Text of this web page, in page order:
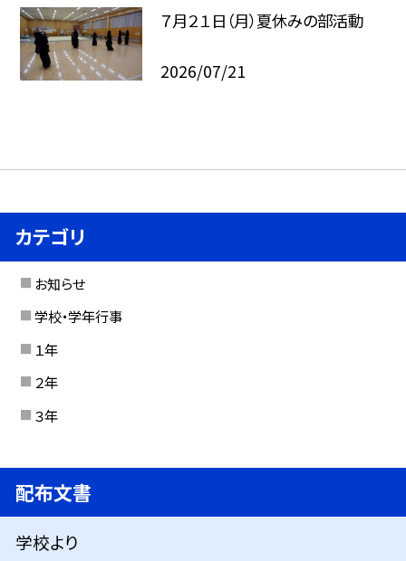
７月２１日（月）夏休みの部活動
2026/07/21
カテゴリ
お知らせ
学校・学年行事
１年
２年
３年
配布文書
学校より